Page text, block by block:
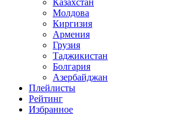
Казахстан
Молдова
Киргизия
Армения
Грузия
Таджикистан
Болгария
Азербайджан
Плейлисты
Рейтинг
Избранное